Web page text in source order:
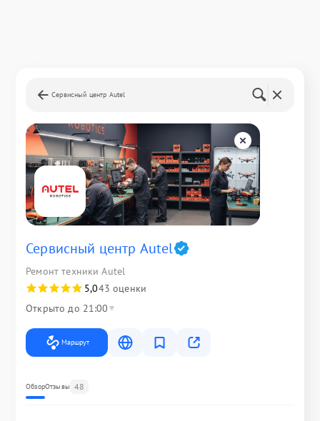
Сервисный центр Autel
Сервисный центр Autel
Ремонт техники Autel
5,043 оценки
Открыто до 21:00
Маршрут
ОбзорОтзывы 48